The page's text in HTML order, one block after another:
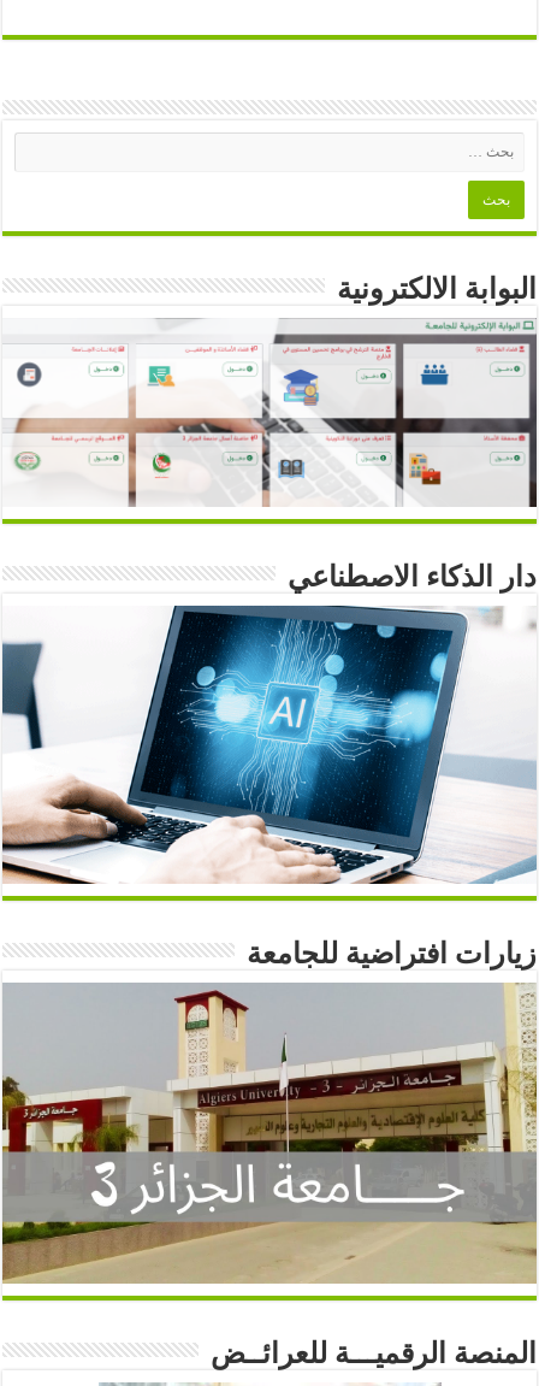
البوابة الالكترونية
دار الذكاء الاصطناعي
زيارات افتراضية للجامعة
المنصة الرقميـــة للعرائــض